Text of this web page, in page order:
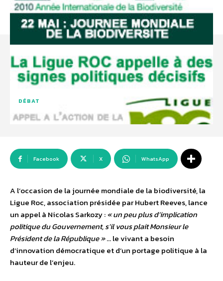
DÉBAT
Facebook X WhatsApp
A l’occasion de la journée mondiale de la biodiversité, la
Ligue Roc, association présidée par Hubert Reeves, lance
un appel à Nicolas Sarkozy :« un peu plus d’implication
politique du Gouvernement, s’il vous plait Monsieur le
Président de la République »… le vivant a besoin
d’innovation démocratique et d’un portage politique à la
hauteur de l’enjeu.